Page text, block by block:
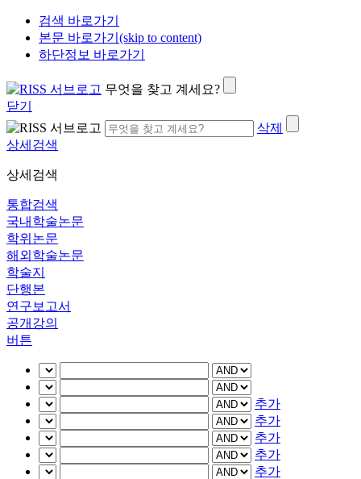
검색 바로가기
본문 바로가기(skip to content)
하단정보 바로가기
무엇을 찾고 계세요?
닫기
삭제
상세검색
상세검색
통합검색
국내학술논문
학위논문
해외학술논문
학술지
단행본
연구보고서
공개강의
버튼
추가
추가
추가
추가
추가